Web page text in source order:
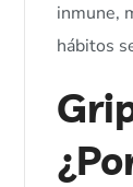
inmune,
hábitos